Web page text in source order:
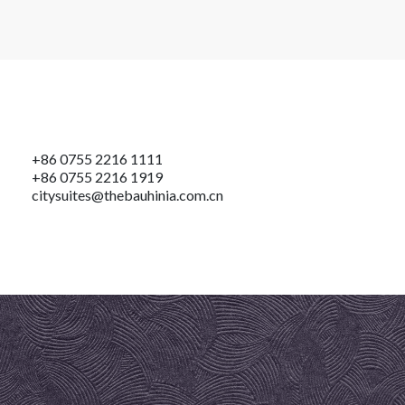
+86 0755 2216 1111
+86 0755 2216 1919
citysuites@thebauhinia.com.cn